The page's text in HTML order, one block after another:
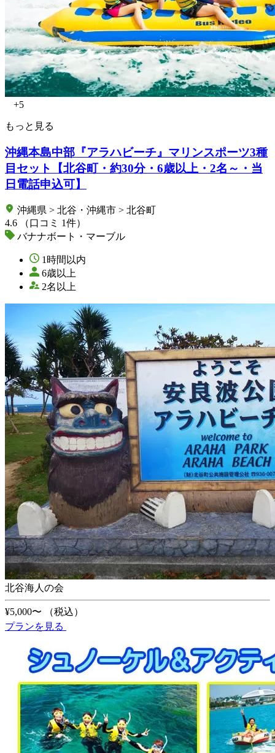
+5
もっと見る
沖縄本島中部『アラハビーチ』マリンスポーツ3種
目セット【北谷町・約30分・6歳以上・2名～・当
日電話申込可】
沖縄県 > 北谷・沖縄市 > 北谷町
4.6
（口コミ 1件）
バナナボート・マーブル
1時間以内
6歳以上
2名以上
北谷海人の会
¥5,000〜
（税込）
プランを見る